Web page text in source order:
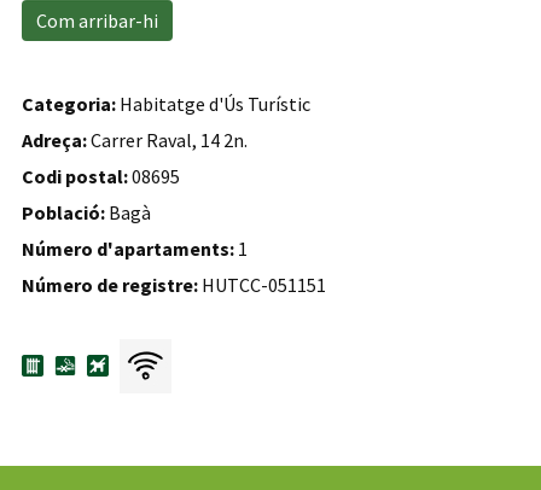
Com arribar-hi
Categoria: Habitatge d'Ús Turístic
Adreça:Carrer Raval, 14 2n.
Codi postal:08695
Població: Bagà
Número d'apartaments: 1
Número de registre: HUTCC-051151